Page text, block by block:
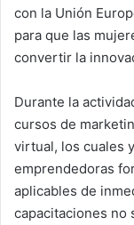
con la Unión
para que las
convertir la
Durante la
cursos de
virtual, los cuales
emprendedoras
aplicables de
capacitaciones no